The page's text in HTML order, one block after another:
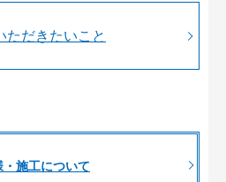
ただきたいこと
施工について